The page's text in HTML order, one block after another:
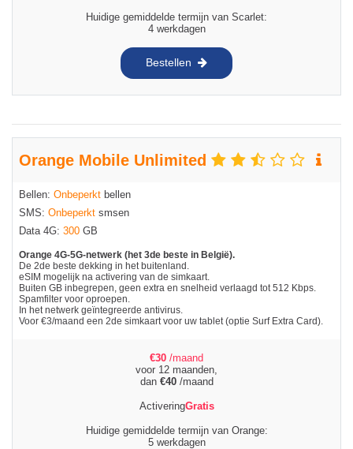
Huidige gemiddelde termijn van Scarlet:
4 werkdagen
Bestellen
Orange Mobile Unlimited
Bellen: Onbeperkt bellen
SMS: Onbeperkt smsen
Data 4G: 300 GB
Orange 4G-5G-netwerk (het 3de beste in België).
De 2de beste dekking in het buitenland.
eSIM mogelijk na activering van de simkaart.
Buiten GB inbegrepen, geen extra en snelheid verlaagd tot 512 Kbps.
Spamfilter voor oproepen.
In het netwerk geïntegreerde antivirus.
Voor €3/maand een 2de simkaart voor uw tablet (optie Surf Extra Card).
€30 /maand
voor 12 maanden,
dan €40/maand
ActiveringGratis
Huidige gemiddelde termijn van Orange:
5 werkdagen